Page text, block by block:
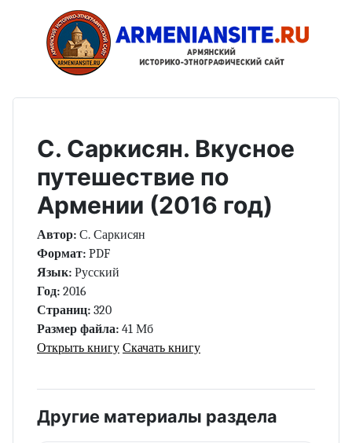
С. Саркисян. Вкусное
путешествие по
Армении (2016 год)
Автор: С. Саркисян
Формат: PDF
Язык: Русский
Год: 2016
Страниц: 320
Размер файла: 41 Мб
Открыть книгу Скачать книгу
Другие материалы раздела